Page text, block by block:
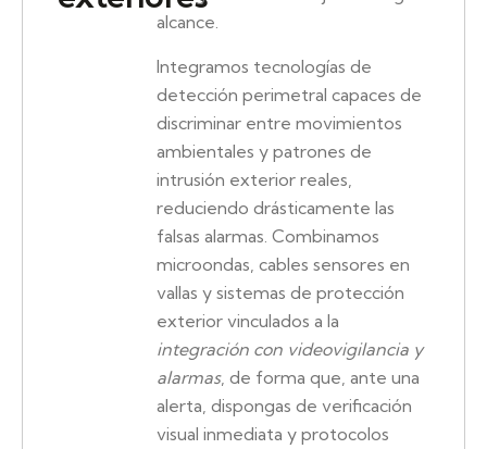
alcance.
Integramos tecnologías de
detección perimetral capaces de
discriminar entre movimientos
ambientales y patrones de
intrusión exterior reales,
reduciendo drásticamente las
falsas alarmas. Combinamos
microondas, cables sensores en
vallas y sistemas de protección
exterior vinculados a la
integración con videovigilancia y
alarmas, de forma que, ante una
alerta, dispongas de verificación
visual inmediata y protocolos